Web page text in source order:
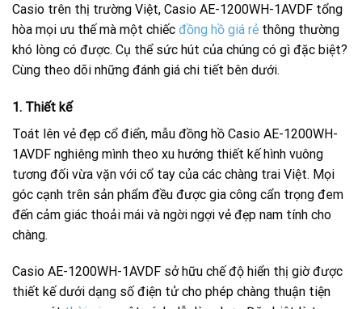
Casio trên thị trường Việt, Casio AE-1200WH-1AVDF tổng
hòa mọi ưu thế mà một chiếc đồng hồ giá rẻ thông thường
khó lòng có được. Cụ thể sức hút của chúng có gì đặc biệt?
Cùng theo dõi những đánh giá chi tiết bên dưới.
1. Thiết kế
Toát lên vẻ đẹp cổ điển, mẫu đồng hồ Casio AE-1200WH-
1AVDF nghiêng mình theo xu hướng thiết kế hình vuông
tương đối vừa vặn với cổ tay của các chàng trai Việt. Mọi
góc cạnh trên sản phẩm đều được gia công cẩn trọng đem
đến cảm giác thoải mái và ngời ngợi vẻ đẹp nam tính cho
chàng.
Casio AE-1200WH-1AVDF sở hữu chế độ hiển thị giờ được
thiết kế dưới dạng số điện tử cho phép chàng thuận tiện